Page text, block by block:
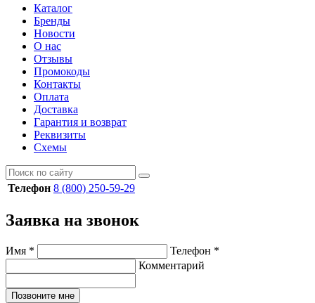
Каталог
Бренды
Новости
О нас
Отзывы
Промокоды
Контакты
Оплата
Доставка
Гарантия и возврат
Реквизиты
Схемы
Телефон 8 (800) 250-59-29
Заявка на звонок
Имя * Телефон *
Комментарий
Позвоните мне